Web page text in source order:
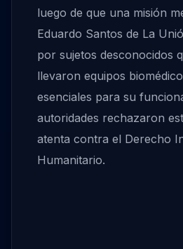
luego de que una misión
Eduardo Santos de La
por sujetos desconocidos
llevaron equipos
esenciales para su
autoridades rechazaron
atenta contra el Derecho
Humanitario.